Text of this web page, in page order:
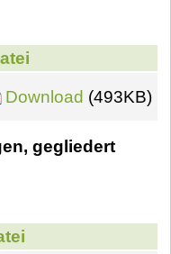
Download (493KB)
gegliedert